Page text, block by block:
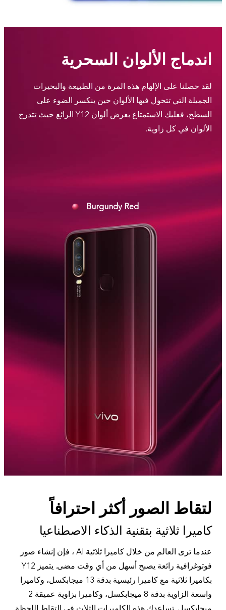
اندماج الألوان السحرية
لقد حصلنا على الإلهام هذه المرة من الطبيعة والبحيرات
الجميلة التي تتحول فيها الألوان حين ينكسر الضوء على
السطح، فعليك الاستمتاع بعرض ألوان Y12 الرائع حيث تتدرج
الألوان في كل زاوية.
Burgundy Red
لتقاط الصور أكثر احترافاً
كاميرا ثلاثية بتقنية الذكاء الاصطناعيا
عندما ترى العالم من خلال كاميرا ثلاثية AI ، فإن إنشاء صور
فوتوغرافية رائعة يصبح أسهل من أي وقت مضى. يتميز Y12
بكاميرا ثلاثية مع كاميرا رئيسية بدقة 13 ميجابكسل، وكاميرا
واسعة الزاوية بدقة 8 ميجابكسل، وكاميرا بزاوية عميقة 2